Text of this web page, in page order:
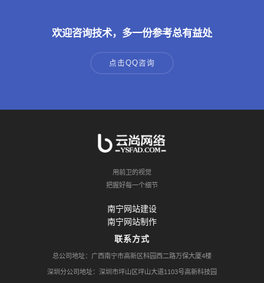
欢迎咨询技术，多一份参考总有益处
点击QQ咨询
用前卫的视觉
把握好每一个细节
南宁网站建设
南宁网站制作
联系方式
总公司地址：广西南宁市高新区科园西二路万保大厦4楼
深圳分公司地址：深圳市坪山区坪山大道1103号高新科技园